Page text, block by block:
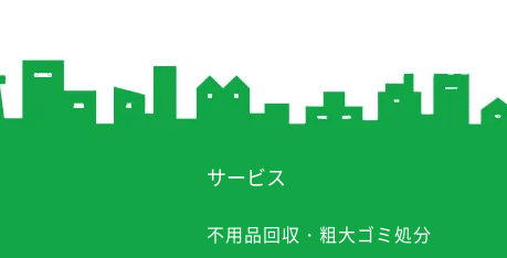
サービス
不用品回収・粗大ゴミ処分